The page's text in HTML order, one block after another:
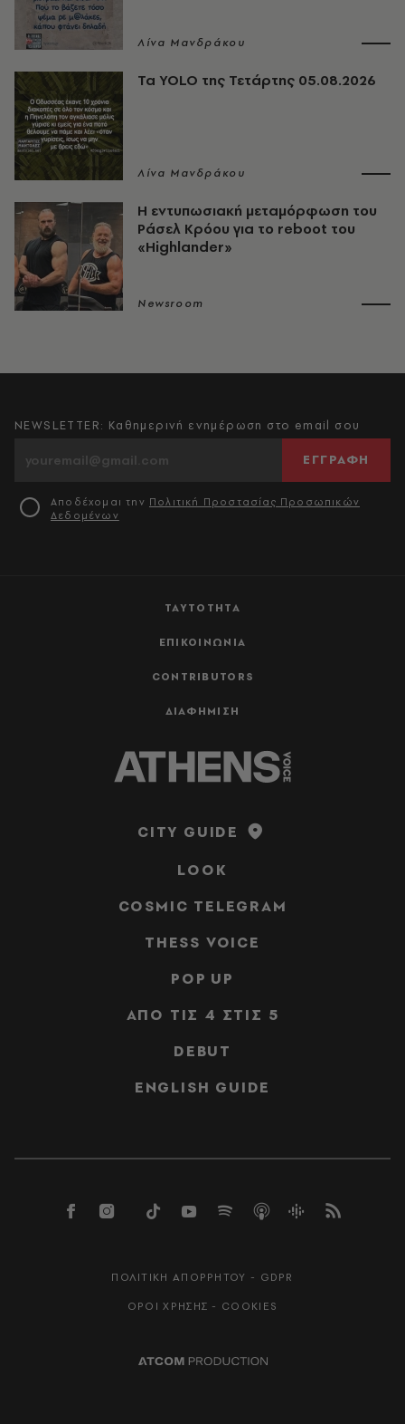
Λίνα Μανδράκου
Τα YOLO της Τετάρτης 05.08.2026
Λίνα Μανδράκου
Η εντυπωσιακή μεταμόρφωση του
Ράσελ Κρόου για το reboot του
«Highlander»
Newsroom
ΤΑΥΤΟΤΗΤΑ
ΕΠΙΚΟΙΝΩΝΙΑ
CONTRIBUTORS
ΔΙΑΦΗΜΙΣΗ
NEWSLETTER: Καθημερινή ενημέρωση στο email σου
ΕΓΓΡΑΦΗ
Αποδέχομαι την Πολιτική Προστασίας Προσωπικών
Δεδομένων
CITY GUIDE
LOOK
COSMIC TELEGRAM
THESS VOICE
POP UP
ΑΠΟ ΤΙΣ 4 ΣΤΙΣ 5
DEBUT
ENGLISH GUIDE
ΠΟΛΙΤΙΚΗ ΑΠΟΡΡΗΤΟΥ - GDPR
ΟΡΟΙ ΧΡΗΣΗΣ - COOKIES